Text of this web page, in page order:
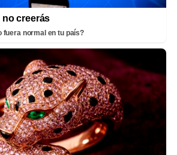
creerás
fuera normal en tu país?